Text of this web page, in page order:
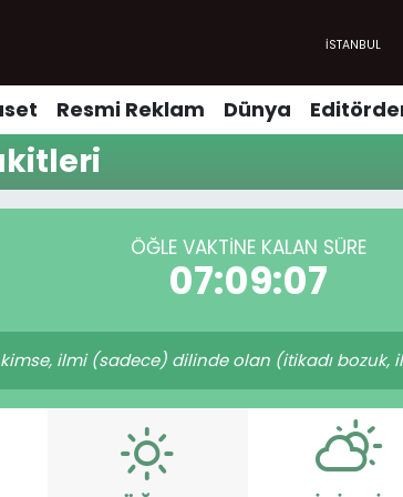
Resmi Reklam Dünya
ÖĞLE VAKTINE KALAN SÜRE
07:09:07
ilmi (sadece) dilinde olan (itikadı